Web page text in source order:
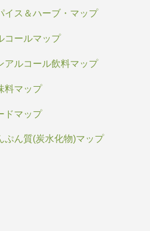
イス＆ハーブ・マップ
コールマップ
アルコール飲料マップ
料マップ
ドマップ
ぷん質(炭水化物)マップ